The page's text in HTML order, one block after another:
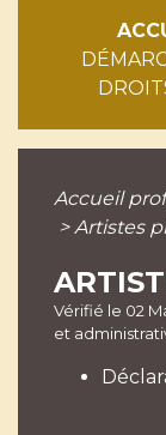
Accueil
> Artistes
Vérifié le 02
et